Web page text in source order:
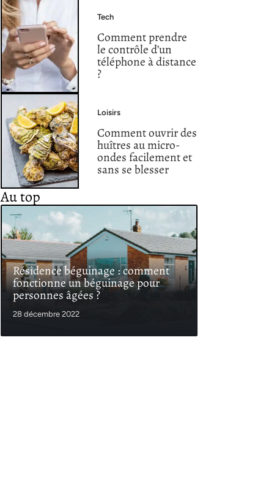
Tech
Comment prendre
le contrôle d’un
téléphone à distance
?
Loisirs
Comment ouvrir des
huîtres au micro-
ondes facilement et
sans se blesser
Au top
Résidence béguinage : comment
fonctionne un béguinage pour
personnes âgées ?
28 décembre 2022